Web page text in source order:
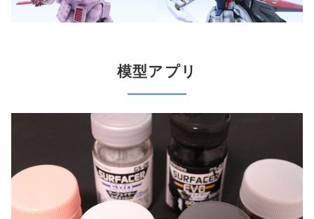
模型アプリ